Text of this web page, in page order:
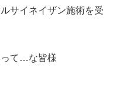
サイネイザン施術を受
って…な皆様